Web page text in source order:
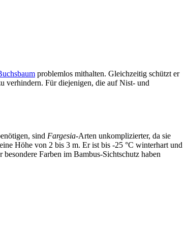
problemlos mithalten. Gleichzeitig schützt er
verhindern. Für diejenigen, die auf Nist- und
sind Fargesia-Arten unkomplizierter, da sie
Höhe von 2 bis 3 m. Er ist bis -25 °C winterhart und
besondere Farben im Bambus-Sichtschutz haben